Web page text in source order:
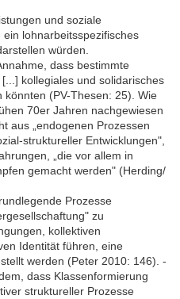
und soziale
lohnarbeitsspezifisches
würden.
dass bestimmte
kollegiales und solidarisches
(PV-Thesen: 25). Wie
70er Jahren nachgewiesen
aus „endogenen Prozessen
struktureller Entwicklungen",
„die vor allem in
gemacht werden" (Herding/
Prozesse
zu
kollektiven
Identität führen, eine
werden (Peter 2010: 146). -
dass Klassenformierung
struktureller Prozesse